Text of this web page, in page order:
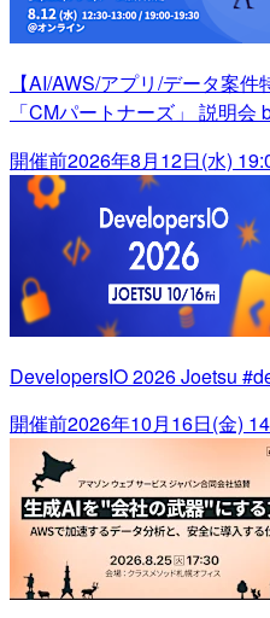
【AI/AWS/アプリ/データ案
「CMパートナーズ」 説明会
開催前2026年8月12日(水)
DevelopersIO 2026 Joetsu
開催前2026年10月16日(金)